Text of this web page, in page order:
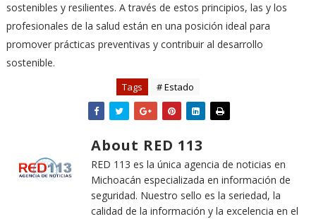
sostenibles y resilientes. A través de estos principios, las y los
profesionales de la salud están en una posición ideal para
promover prácticas preventivas y contribuir al desarrollo
sostenible.
Tags # Estado
About RED 113
RED 113 es la única agencia de noticias en
Michoacán especializada en información de
seguridad. Nuestro sello es la seriedad, la
calidad de la información y la excelencia en el